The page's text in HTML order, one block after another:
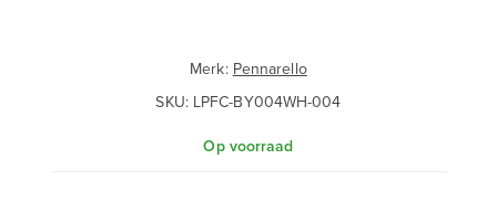
Merk: Pennarello
SKU: LPFC-BY004WH-004
Op voorraad